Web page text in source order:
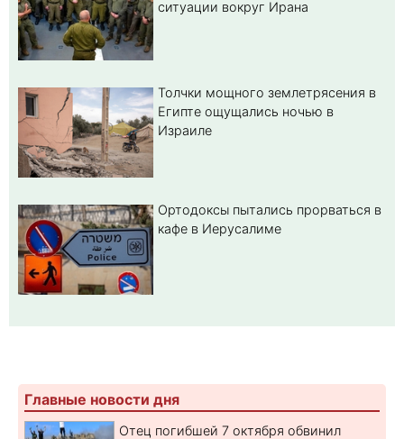
ситуации вокруг Ирана
Толчки мощного землетрясения в
Египте ощущались ночью в
Израиле
Ортодоксы пытались прорваться в
кафе в Иерусалиме
Главные новости дня
Отец погибшей 7 октября обвинил